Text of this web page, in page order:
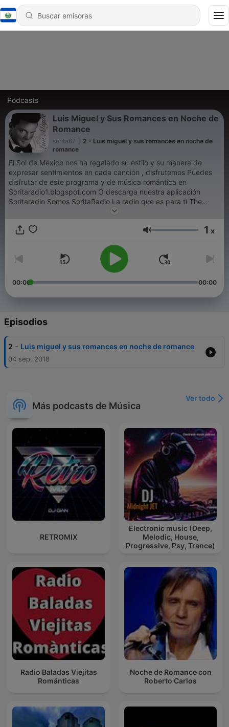
Podcasts
Luis Miguel y Sus Romances en Noche de
Romance
sorita67
2 - Luis miguel y sus romances en noche de
romance
El Sol de México nos ha regalado su estilo y su manera de
expresar sentimientos en cada canción , disfrutemos Puedes
disfrutar de este programa y de música romántica en
Soritaradio1.blogspot.com O descarga nuestra aplicación
Soritaradio Somos SoritaRadio La radio que es para tì The
Volumen 1 x
00:00 00:00
Episodios
2 - Luis miguel y sus romances en noche de romance
04 sep. 2018
Más podcasts de Música
Ver todo
RETROMIX
Electronic music (Deep,
Melodic, House,
Progressive, Psy, Trance)
Radio Baladas Viejitas
Románticas
Noche de Romance con
Roberto Carlos